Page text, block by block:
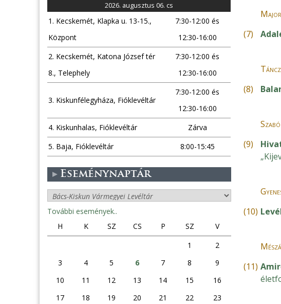
(7)
(8)
(9)
(10)
(11)
2026. augusztus 06. cs
1. Kecskemét, Klapka u. 13-15.,
Központ
7:30-12:00 és
12:30-16:00
2. Kecskemét, Katona József tér
8., Telephely
7:30-12:00 és
12:30-16:00
3. Kiskunfélegyháza, Fióklevéltár
7:30-12:00 és
12:30-16:00
4. Kiskunhalas, Fióklevéltár
Zárva
5. Baja, Fióklevéltár
8:00-15:45
Eseménynaptár
További események..
H
K SZ CS P SZ
V
1
2
3
4 5 6 7 8
9
10
11 12 13 14 15
16
17
18 19 20 21 22 23